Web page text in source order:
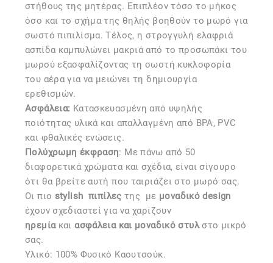
στήθους της μητέρας. Επιπλέον τόσο το μήκος
όσο και το σχήμα της θηλής βοηθούν το μωρό για
σωστό πιπιλίσμα. Τέλος, η στρογγυλή ελαφριά
ασπίδα καμπυλώνει μακριά από το προσωπάκι του
μωρού εξασφαλίζοντας τη σωστή κυκλοφορία
του αέρα για να μειώνει τη δημιουργία
ερεθισμών.
Ασφάλεια: Kατασκευασμένη από υψηλής
ποιότητας υλικά και απαλλαγμένη από BPA, PVC
και φθαλικές ενώσεις.
Πολύχρωμη έκφραση: Με πάνω από 50
διαφορετικά χρώματα και σχέδια, είναι σίγουρο
ότι θα βρείτε αυτή που ταιριάζει στο μωρό σας.
Οι πιο stylish πιπίλες της με μοναδικό design
έχουν σχεδιαστεί για να χαρίζουν
ηρεμίακαιασφάλεια και μοναδικό στυλστο μικρό
σας.
Υλικό: 100% Φυσικό Καουτσούκ.